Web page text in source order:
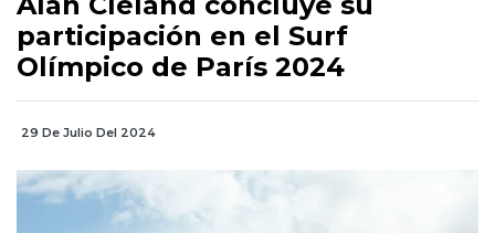
participación en el Surf
Olímpico de París 2024
29 De Julio Del 2024